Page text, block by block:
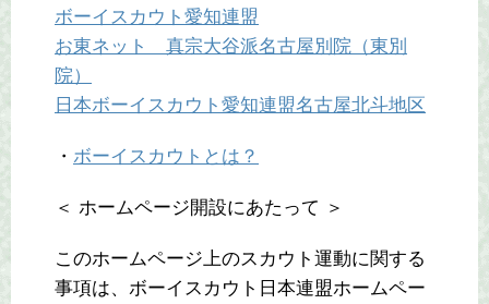
ボーイスカウト愛知連盟
お東ネット 真宗大谷派名古屋別院（東別
院）
日本ボーイスカウト愛知連盟名古屋北斗地区
・ ボーイスカウトとは？
＜ ホームページ開設にあたって ＞
このホームページ上のスカウト運動に関する
事項は、ボーイスカウト日本連盟ホームペー